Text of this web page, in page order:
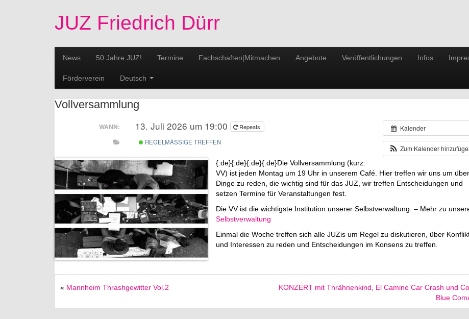
JUZ Friedrich Dürr
News 50 Jahre JUZ! Termine Fachschaften|Mitmachen Angebote Veröffentlichungen Infos
Förderverein Deutsch
Vollversammlung
Kalender
Zum Kalender
WANN: 13. Juli 2026 um 19:00
Repeats
REGELMÄSSIGE TREFFEN
{:de}{:de}{:de}{:de}Die Vollversammlung (kurz:
VV) ist jeden Montag um 19 Uhr in unserem Café. Hier treffen wir uns um
Dinge zu reden, die wichtig sind für das JUZ, wir treffen Entscheidungen und
setzen Termine für Veranstaltungen fest.
Die VV ist die wichtigste Institution unserer Selbstverwaltung. – Mehr zu
Selbstverwaltung
Einmal die Woche treffen sich alle JUZis um Regel zu diskutieren, über
und Interessen zu reden und Entscheidungen im Konsens zu treffen.
« Mannheim Thrashgewitter Vol.2
KONZERT mit Thrähnenkind, El Camino Car Crash und
Blue